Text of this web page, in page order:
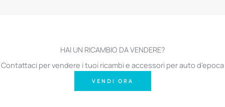
HAI UN RICAMBIO DA VENDERE?
Contattaci per vendere i tuoi ricambi e accessori per auto d'epoca
VENDI ORA